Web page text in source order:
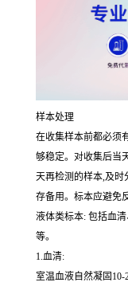
样本处理
在收集样本前都必须
够稳定。对收集后当
天再检测的样本,及
存备用。标本应避免
液体类标本: 包括血
等。
1.血清:
室温血液自然凝固10-